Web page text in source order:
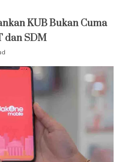
KUB Bukan Cuma
dan SDM